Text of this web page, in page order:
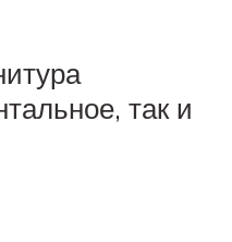
так и